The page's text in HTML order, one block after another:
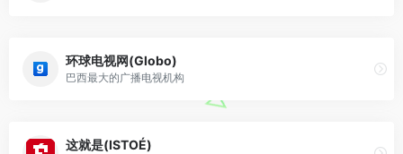
环球电视网(Globo)
巴西最大的广播电视机构
这就是(ISTOÉ)